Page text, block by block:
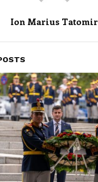
Ion Marius Tatomir